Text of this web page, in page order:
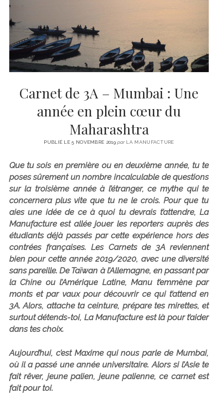
MÉDIAS
SANTÉ
Carnet de 3A – Mumbai : Une
année en plein cœur du
Maharashtra
PUBLIÉ LE 5 NOVEMBRE 2019parLA MANUFACTURE
Que tu sois en première ou en deuxième année, tu te
poses sûrement un nombre incalculable de questions
sur la troisième année à l’étranger, ce mythe qui te
concernera plus vite que tu ne le crois. Pour que tu
aies une idée de ce à quoi tu devrais t’attendre, La
Manufacture est allée jouer les reporters auprès des
étudiants déjà passés par cette expérience hors des
contrées françaises. Les Carnets de 3A reviennent
bien pour cette année 2019/2020, avec une diversité
sans pareille. De Taïwan à l’Allemagne, en passant par
la Chine ou l’Amérique Latine, Manu t’emmène par
monts et par vaux pour découvrir ce qui t’attend en
3A. Alors, attache ta ceinture, prépare tes mirettes, et
surtout détends-toi, La Manufacture est là pour t’aider
dans tes choix.
Aujourd’hui, c’est Maxime qui nous parle de Mumbai,
où il a passé une année universitaire. Alors si l’Asie te
fait rêver, jeune palien, jeune palienne, ce carnet est
fait pour toi.